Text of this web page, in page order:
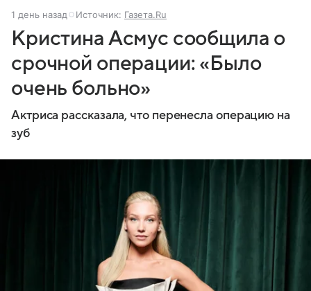
1 день назад Источник: Газета.Ru
Кристина Асмус сообщила о
срочной операции: «Было
очень больно»
Актриса рассказала, что перенесла операцию на
зуб